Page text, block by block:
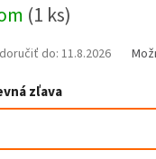
(1 ks)
do: 11.8.2026
zľava